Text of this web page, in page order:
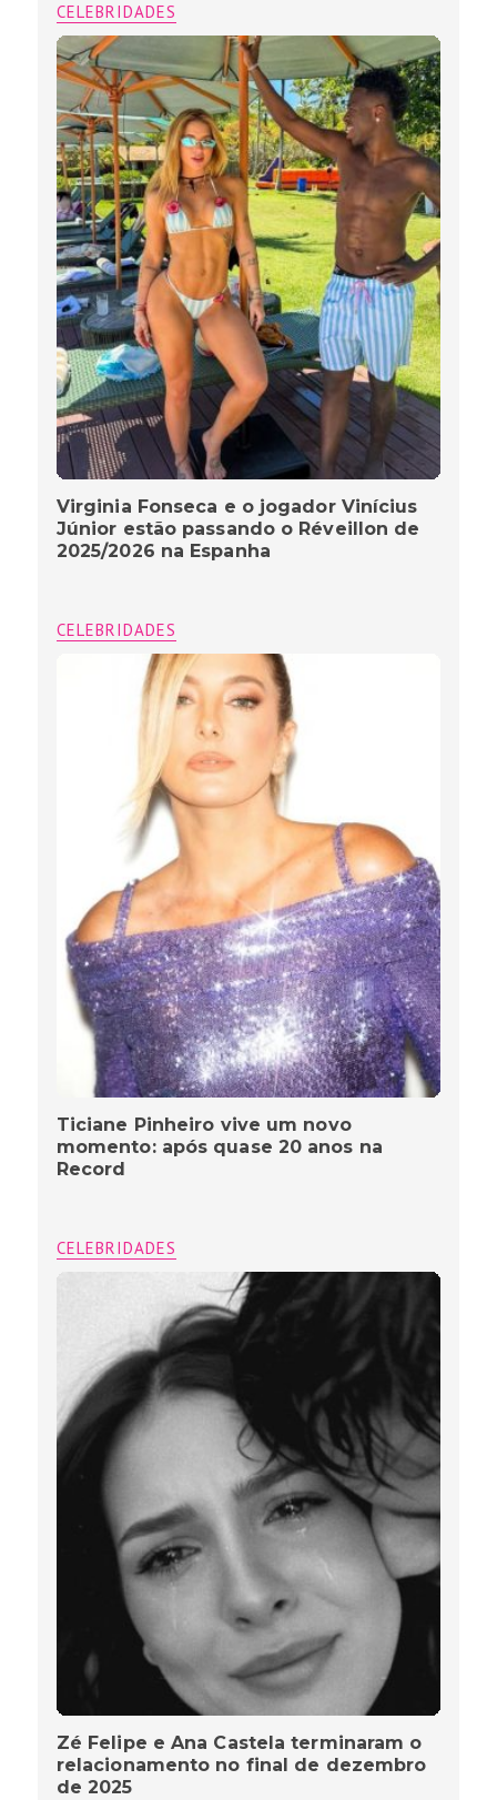
CELEBRIDADES
Virginia Fonseca e o jogador Vinícius
Júnior estão passando o Réveillon de
2025/2026 na Espanha
CELEBRIDADES
Ticiane Pinheiro vive um novo
momento: após quase 20 anos na
Record
CELEBRIDADES
Zé Felipe e Ana Castela terminaram o
relacionamento no final de dezembro
de 2025